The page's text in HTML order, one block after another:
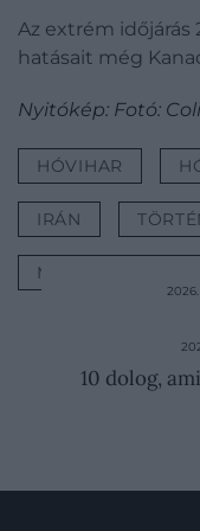
Az extrém időjárás
hatásait még
Nyitókép: Fotó:
HÓVIHAR
IRÁN
METEOROLÓGIA
Nemes
10 dolog,